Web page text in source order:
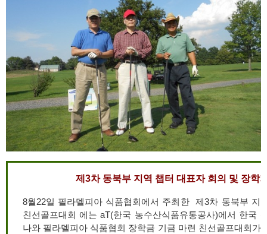
제3차 동북부 지역 챕터 대표자 회의 및 장학
8월22일 필라델피아 식품협회에서 주최한 제3차 동북부 지
친선골프대회 에는 aT(한국 농수산식품유통공사)에서 한국
나와 필라델피아 식품협회 장학금 기금 마련 친선골프대회가